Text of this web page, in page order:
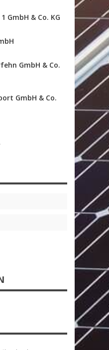
GmbH & Co. KG
GmbH & Co.
GmbH & Co.